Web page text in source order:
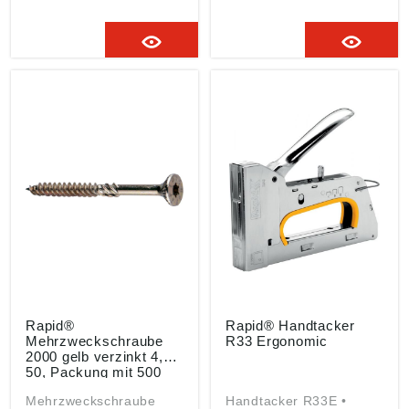
Rapid®
Mehrzweckschraube
2000 gelb verzinkt 4,5x
50, Packung mit 500
Mehrzweckschraube
Rapid® Handtacker
R33 Ergonomic
Handtacker R33E •